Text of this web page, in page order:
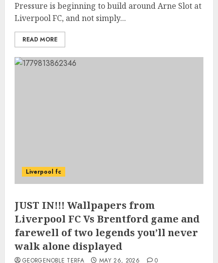
Pressure is beginning to build around Arne Slot at
Liverpool FC, and not simply...
READ MORE
Liverpool fc
JUST IN!!! Wallpapers from
Liverpool FC Vs Brentford game and
farewell of two legends you’ll never
walk alone displayed
GEORGENOBLE TERFA MAY 26, 2026 0